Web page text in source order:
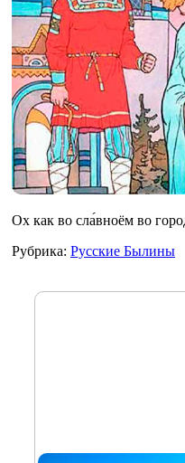
Ох как во сла́вноём во
Рубрика: Русские Былины